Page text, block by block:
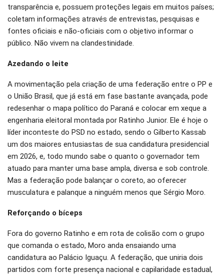
transparência e, possuem proteções legais em muitos países;
coletam informações através de entrevistas, pesquisas e
fontes oficiais e não-oficiais com o objetivo informar o
público. Não vivem na clandestinidade.
Azedando o leite
A movimentação pela criação de uma federação entre o PP e
o União Brasil, que já está em fase bastante avançada, pode
redesenhar o mapa político do Paraná e colocar em xeque a
engenharia eleitoral montada por Ratinho Junior. Ele é hoje o
líder inconteste do PSD no estado, sendo o Gilberto Kassab
um dos maiores entusiastas de sua candidatura presidencial
em 2026, e, todo mundo sabe o quanto o governador tem
atuado para manter uma base ampla, diversa e sob controle.
Mas a federação pode balançar o coreto, ao oferecer
musculatura e palanque a ninguém menos que Sérgio Moro.
Reforçando o bíceps
Fora do governo Ratinho e em rota de colisão com o grupo
que comanda o estado, Moro anda ensaiando uma
candidatura ao Palácio Iguaçu. A federação, que uniria dois
partidos com forte presença nacional e capilaridade estadual,